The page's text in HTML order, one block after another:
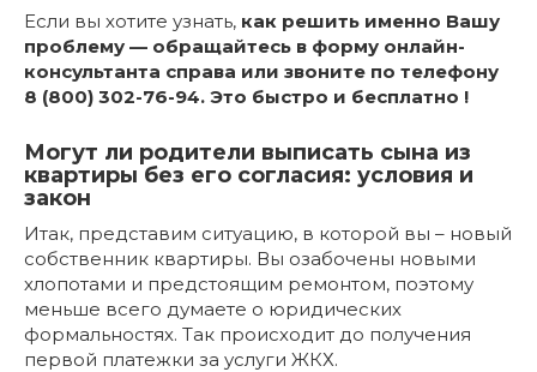
Если вы хотите узнать, как решить именно Вашу
проблему — обращайтесь в форму онлайн-
консультанта справа или звоните по телефону
8 (800) 302-76-94. Это быстро и бесплатно !
Могут ли родители выписать сына из
квартиры без его согласия: условия и
закон
Итак, представим ситуацию, в которой вы – новый
собственник квартиры. Вы озабочены новыми
хлопотами и предстоящим ремонтом, поэтому
меньше всего думаете о юридических
формальностях. Так происходит до получения
первой платежки за услуги ЖКХ.